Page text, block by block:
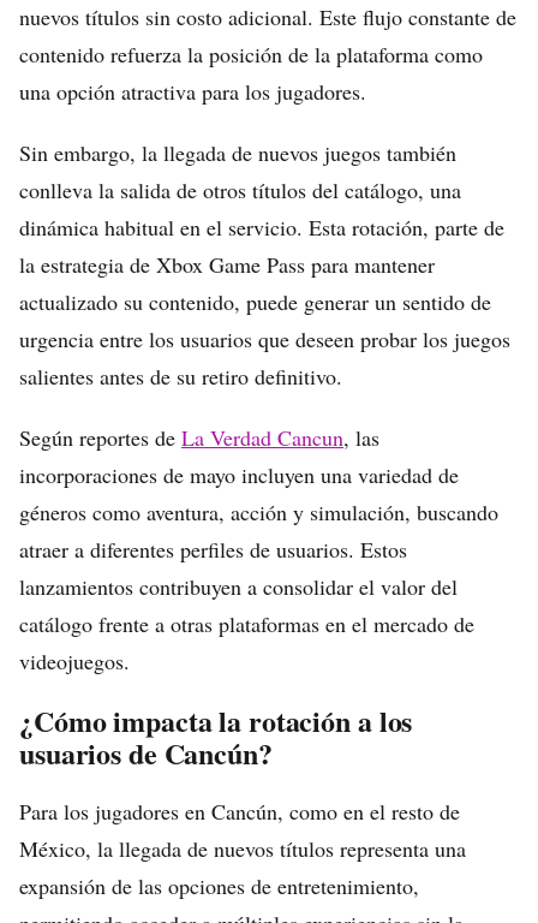
nuevos títulos sin costo adicional. Este flujo constante de
contenido refuerza la posición de la plataforma como
una opción atractiva para los jugadores.
Sin embargo, la llegada de nuevos juegos también
conlleva la salida de otros títulos del catálogo, una
dinámica habitual en el servicio. Esta rotación, parte de
la estrategia de Xbox Game Pass para mantener
actualizado su contenido, puede generar un sentido de
urgencia entre los usuarios que deseen probar los juegos
salientes antes de su retiro definitivo.
Según reportes de La Verdad Cancun, las
incorporaciones de mayo incluyen una variedad de
géneros como aventura, acción y simulación, buscando
atraer a diferentes perfiles de usuarios. Estos
lanzamientos contribuyen a consolidar el valor del
catálogo frente a otras plataformas en el mercado de
videojuegos.
¿Cómo impacta la rotación a los
usuarios de Cancún?
Para los jugadores en Cancún, como en el resto de
México, la llegada de nuevos títulos representa una
expansión de las opciones de entretenimiento,